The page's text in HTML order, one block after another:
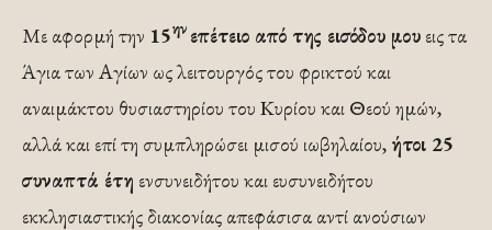
Με αφορμή την 15ην επέτειο από της εισόδου μου εις τα
Άγια των Αγίων ως λειτουργός του φρικτού και
αναιμάκτου θυσιαστηρίου του Κυρίου και Θεού ημών,
αλλά και επί τη συμπληρώσει μισού ιωβηλαίου, ήτοι 25
συναπτά έτη ενσυνειδήτου και ευσυνειδήτου
εκκλησιαστικής διακονίας απεφάσισα αντί ανούσιων